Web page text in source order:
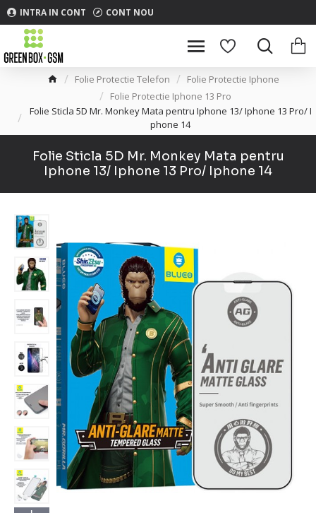
INTRA IN CONT CONT NOU
Folie Protectie Telefon
Folie Protectie Iphone
Folie Protectie Iphone 13 Pro
Folie Sticla 5D Mr. Monkey Mata pentru Iphone 13/ Iphone 13 Pro/ I
phone 14
Folie Sticla 5D Mr. Monkey Mata pentru
Iphone 13/ Iphone 13 Pro/ Iphone 14